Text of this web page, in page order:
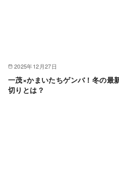
2025年12月27日
一茂×かまいたちゲンバ！冬の最
切りとは？